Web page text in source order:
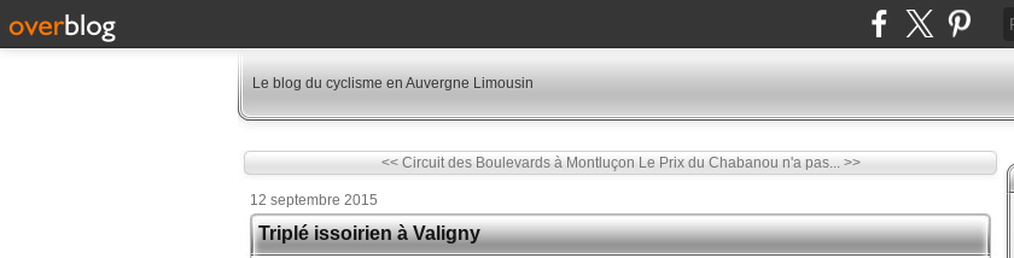
Le blog du cyclisme en Auvergne Limousin
<< Circuit des Boulevards à Montluçon Le Prix du Chabanou n'a pas... >>
12 septembre 2015
Triplé issoirien à Valigny